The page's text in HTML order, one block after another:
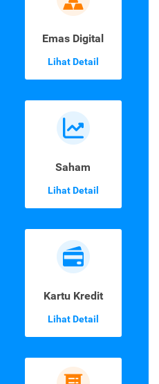
Emas Digital
Lihat Detail
Saham
Lihat Detail
Kartu Kredit
Lihat Detail